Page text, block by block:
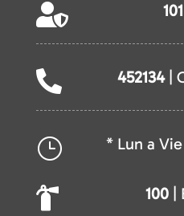
 101
 452134|
} * Lun a
 100